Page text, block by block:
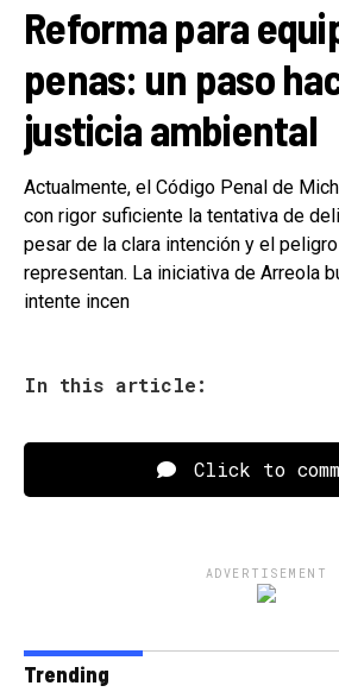
Reforma para
penas: un paso
justicia ambiental
Actualmente, el Código Penal de
con rigor suficiente la tentativa de
pesar de la clara intención y el
representan. La iniciativa de Arreola
intente incen
In this article:
Click to
ADVERTISEMENT
Trending